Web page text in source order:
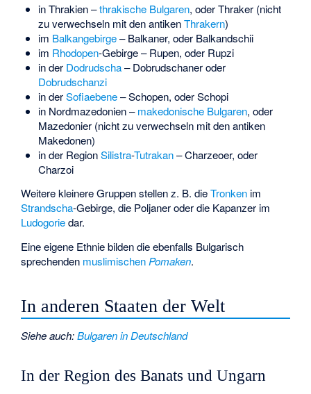
in Thrakien –thrakische Bulgaren, oder Thraker (nicht
zu verwechseln mit den antikenThrakern)
im Balkangebirge– Balkaner, oder Balkandschii
im Rhodopen-Gebirge – Rupen, oder Rupzi
in der Dodrudscha– Dobrudschaner oder
Dobrudschanzi
in derSofiaebene–Schopen, oder Schopi
in Nordmazedonien –makedonische Bulgaren, oder
Mazedonier (nicht zu verwechseln mit denantiken
Makedonen)
in der RegionSilistra-Tutrakan– Charzeoer, oder
Charzoi
Weitere kleinere Gruppen stellen z. B. dieTronken im
Strandscha-Gebirge, die Poljaner oder die Kapanzer im
Ludogoriedar.
Eine eigene Ethnie bilden die ebenfalls Bulgarisch
sprechenden muslimischen Pomaken.
In anderen Staaten der Welt
Siehe auch:Bulgaren in Deutschland
In der Region des Banats und Ungarn